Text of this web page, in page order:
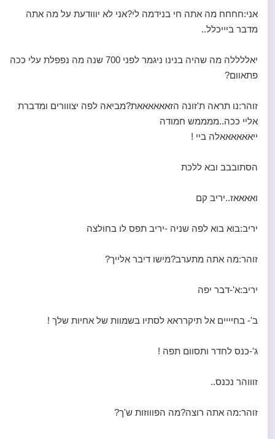
אני:חחחח מה אתה חי בנידמה לי?אני לא יווודעת על מה אתה
מדבר ביייכלל..
יאללללה מה שהיה בנינו ניגמר לפני 700 שנה מה נפפלת עלי ככה
פתאוום?
זוהר:נו תראה ת'זונה הזאאאאאאת?מביאה לפה יצווורים ומדברת
אליי ככה..ממממש חמודה
ייאאאאאאלה ביי !
הסתובבב ובא ללכת
ואאאאז..יריב קם
יריב:בוא בוא לפה שניה -יריב תפס לו בחולצה
זוהר:מה אתה מתערב?מישו דיבר אלייך?
יריב:א'-דבר יפה
ב'- בחיייים אל תיקרראא לסתיו בשמוות של אחיות שלך !
ג'-כנס לחדר ותסוום תפה !
זוווהר נכנס..
זוהר:מה אתה רוצה?מה הפוווזות ש'ך?